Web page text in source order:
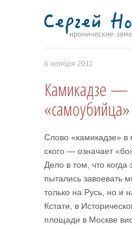
6 ноября 2011
Камикадзе —
«самоубийца»
Слово «камикадзе»
ского — означает
Дело в том, что
пытались завоевать
только на Русь, но и
Кстати, в
площади в Москве